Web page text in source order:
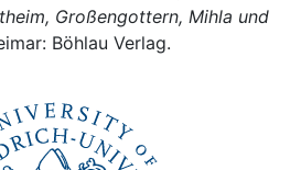
Großengottern, Mihla und
Böhlau Verlag.